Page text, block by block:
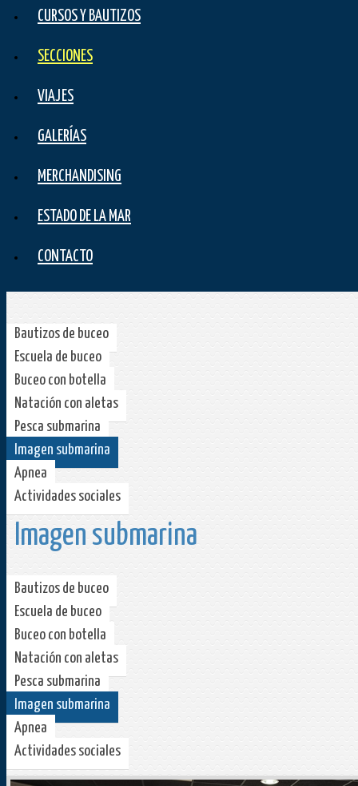
CURSOS Y BAUTIZOS
SECCIONES
VIAJES
GALERÍAS
MERCHANDISING
ESTADO DE LA MAR
CONTACTO
Bautizos de buceo
Escuela de buceo
Buceo con botella
Natación con aletas
Pesca submarina
Imagen submarina
Apnea
Actividades sociales
Imagen submarina
Bautizos de buceo
Escuela de buceo
Buceo con botella
Natación con aletas
Pesca submarina
Imagen submarina
Apnea
Actividades sociales